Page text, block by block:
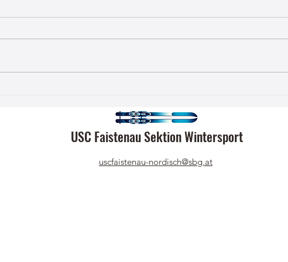
USC Faistenau Sektion Wintersport
uscfaistenau-nordisch@sbg.at